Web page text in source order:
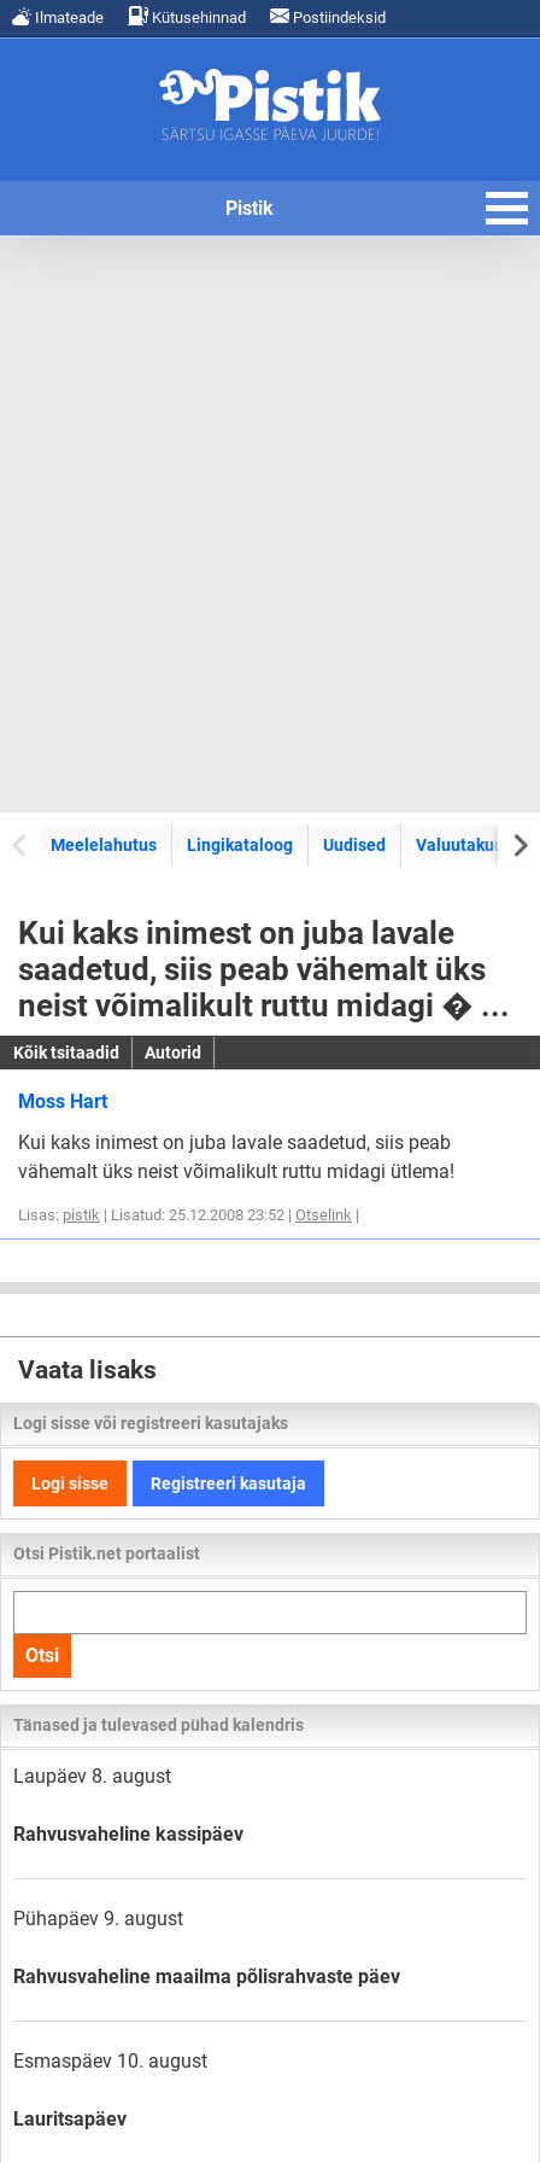
Ilmateade Kütusehinnad Postiindeksid
Pistik
Meelelahutus Lingikataloog Uudised Valuutakursid
Kui kaks inimest on juba lavale
saadetud, siis peab vähemalt üks
neist võimalikult ruttu midagi � ...
Kõik tsitaadid Autorid
Moss Hart
Kui kaks inimest on juba lavale saadetud, siis peab
vähemalt üks neist võimalikult ruttu midagi ütlema!
Lisas: pistik | Lisatud: 25.12.2008 23:52 | Otselink |
Vaata lisaks
Logi sisse või registreeri kasutajaks
Logi sisse Registreeri kasutaja
Otsi Pistik.net portaalist
kogu
lehelt
Otsi
Tänased ja tulevased pühad kalendris
Laupäev 8. august
Rahvusvaheline kassipäev
Pühapäev 9. august
Rahvusvaheline maailma põlisrahvaste päev
Esmaspäev 10. august
Lauritsapäev